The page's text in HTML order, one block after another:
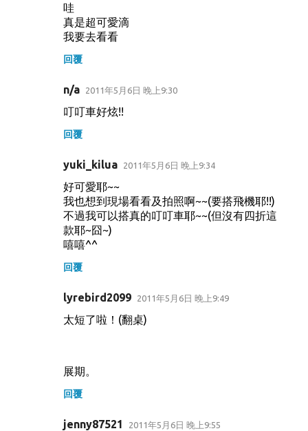
哇
真是超可愛滴
我要去看看
回覆
n/a 2011年5月6日 晚上9:30
叮叮車好炫!!
回覆
yuki_kilua 2011年5月6日 晚上9:34
好可愛耶~~
我也想到現場看看及拍照啊~~(要搭飛機耶!!)
不過我可以搭真的叮叮車耶~~(但沒有四折這
款耶~囧~)
嘻嘻^^
回覆
lyrebird2099 2011年5月6日 晚上9:49
太短了啦！(翻桌)
展期。
回覆
jenny87521 2011年5月6日 晚上9:55